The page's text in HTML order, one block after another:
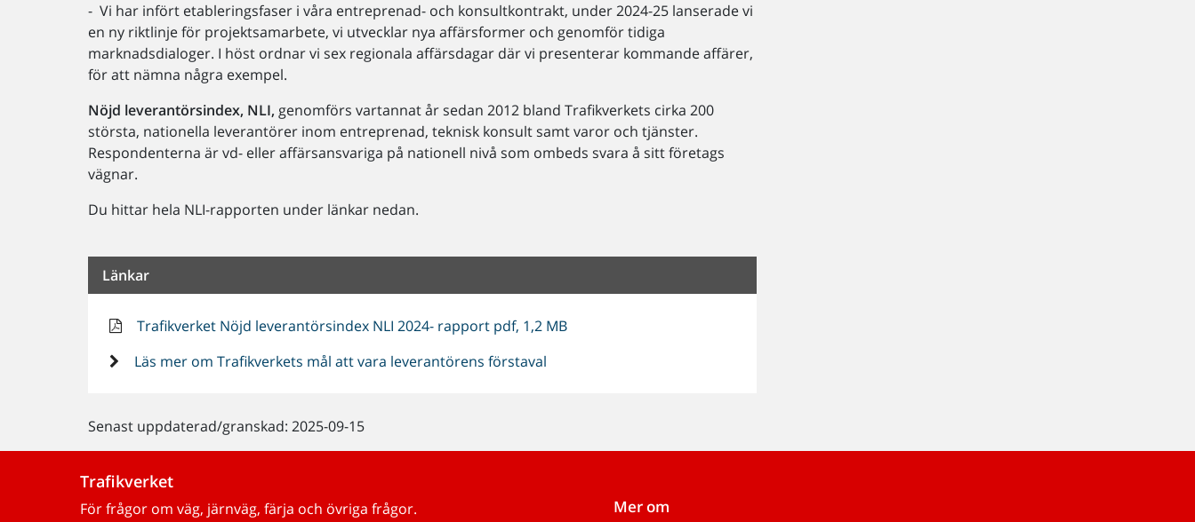
- Vi har infört etableringsfaser i våra entreprenad- och konsultkontrakt, under 2024-25 lanserade vi
en ny riktlinje för projektsamarbete, vi utvecklar nya affärsformer och genomför tidiga
marknadsdialoger. I höst ordnar vi sex regionala affärsdagar där vi presenterar kommande affärer,
för att nämna några exempel.
Nöjd leverantörsindex, NLI, genomförs vartannat år sedan 2012 bland Trafikverkets cirka 200
största, nationella leverantörer inom entreprenad, teknisk konsult samt varor och tjänster.
Respondenterna är vd- eller affärsansvariga på nationell nivå som ombeds svara å sitt företags
vägnar.
Du hittar hela NLI-rapporten under länkar nedan.
Länkar
Trafikverket Nöjd leverantörsindex NLI 2024- rapport pdf, 1,2 MB
Läs mer om Trafikverkets mål att vara leverantörens förstaval
Senast uppdaterad/granskad: 2025-09-15
Trafikverket
För frågor om väg, järnväg, färja och övriga frågor. Mer om